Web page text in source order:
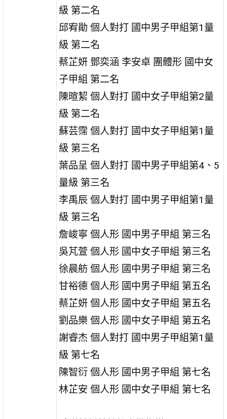
級 第二名
邱宥勛 個人對打 國中男子甲組第1量
級 第二名
蔡芷妍 鄧奕涵 李安卓 團體形 國中女
子甲組 第二名
陳暄絜 個人對打 國中女子甲組第2量
級 第二名
蘇芸霈 個人對打 國中女子甲組第1量
級 第三名
葉品呈 個人對打 國中男子甲組第4、5
量級 第三名
李禹辰 個人對打 國中男子甲組第1量
級 第三名
詹峻寧 個人形 國中男子甲組 第三名
吳芃萱 個人形 國中女子甲組 第三名
徐晨舫 個人形 國中男子甲組 第三名
甘裕德 個人形 國中男子甲組 第五名
蔡芷妍 個人形 國中女子甲組 第五名
劉品樂 個人形 國中女子甲組 第五名
謝睿杰 個人對打 國中男子甲組第1量
級 第七名
陳智衍 個人形 國中男子甲組 第七名
林芷安 個人形 國中女子甲組 第七名